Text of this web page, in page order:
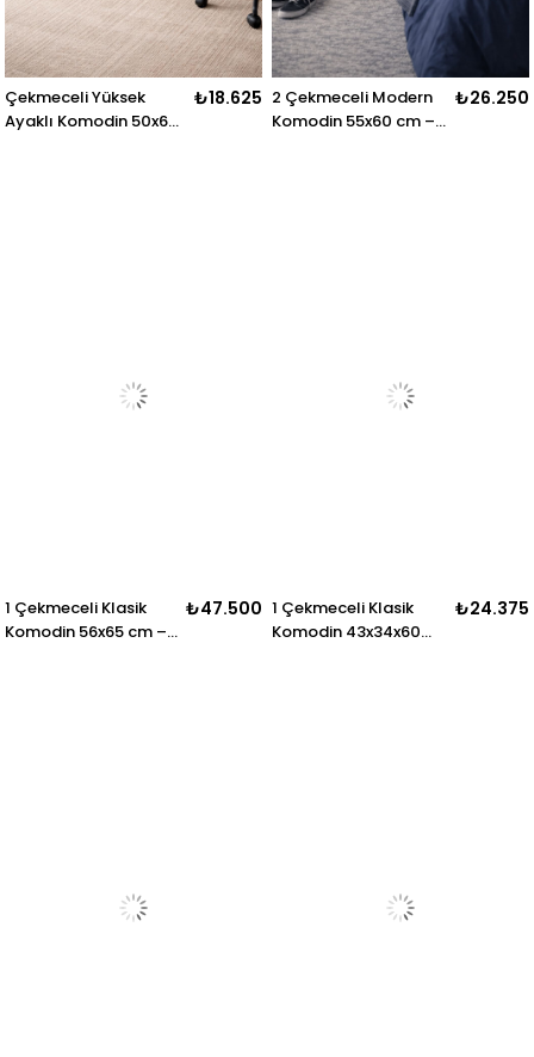
Çekmeceli Yüksek
Ayaklı Komodin 50x65
₺18.625 2 Çekmeceli Modern
Komodin 55x60 cm –
₺26.250
1 Çekmeceli Klasik
Komodin 56x65 cm –
₺47.500 1 Çekmeceli Klasik
Komodin 43x34x60
₺24.375